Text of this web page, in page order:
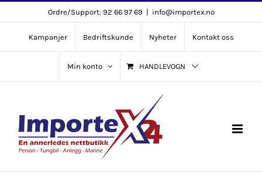
content
Ordre/Support: 92 66 97 69 | info@importex.no
Kampanjer Bedriftskunde Nyheter Kontakt oss
Min konto HANDLEVOGN